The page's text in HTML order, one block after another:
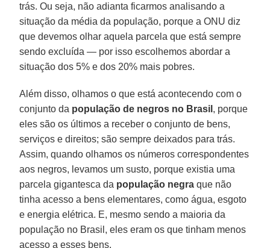
trás. Ou seja, não adianta ficarmos analisando a
situação da média da população, porque a ONU diz
que devemos olhar aquela parcela que está sempre
sendo excluída — por isso escolhemos abordar a
situação dos 5% e dos 20% mais pobres.
Além disso, olhamos o que está acontecendo com o
conjunto da população de negros no Brasil , porque
eles são os últimos a receber o conjunto de bens,
serviços e direitos; são sempre deixados para trás.
Assim, quando olhamos os números correspondentes
aos negros, levamos um susto, porque existia uma
parcela gigantesca da população negra que não
tinha acesso a bens elementares, como água, esgoto
e energia elétrica. E, mesmo sendo a maioria da
população no Brasil, eles eram os que tinham menos
acesso a esses bens.